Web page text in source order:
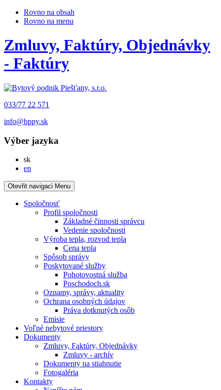
Rovno na obsah
Rovno na menu
Zmluvy, Faktúry, Objednávky
- Faktúry
033/77 22 571
info@bppy.sk
Výber jazyka
skSlovensky
en
Otevřit navigaci Menu
Spoločnosť
Profil spoločnosti
Základné činnosti správcu
Vedenie spoločnosti
Výroba tepla, rozvod tepla
Cena tepla
Spôsob správy
Poskytované služby
Pohotovostná služba
Poschodoch.sk
Oznamy, správy, aktuality
Ochrana osobných údajov
Práva dotknutých osôb
Emisie
Voľné nebytové priestory
Dokumenty
Zmluvy, Faktúry, Objednávky
Zmluvy - archív
Dokumenty na stiahnutie
Fotogaléria
Kontakty